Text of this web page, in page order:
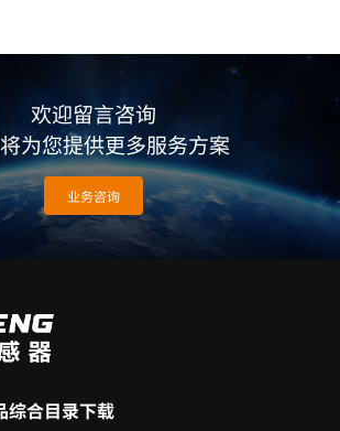
欢迎留言咨询
为您提供更多服务方案
业务咨询
综合目录下载